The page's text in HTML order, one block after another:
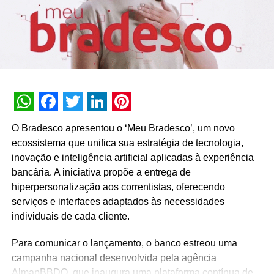
sabemos é que a energia por trás será a da Moura. Somos
incansáveis na busca por melhorias continuas, por isso
olhamos sempre a frente”, resume a diretora de Marketing
& Produto e Comunicação Institucional da Moura, Andrea
Com produção da Fantástica Filmes + Vfx e exibição
nacional, o filme será veiculado em TV aberta, TV por
assinatura, internet e nas redes sociais da Moura. Também
foram criadas peças para pontos de venda (PDV).
TÓPICOS RELACIONADOS: DESTAQUE
Bradesco une Jetsons e Flintstones em nova
campanha
Huggies celebra o Mês do Abraço com animação
3D inédita
WhatsApp
Facebook
Twitter
LinkedIn
Pinterest
O Bradesco apresentou o ‘Meu Bradesco’, um novo
ecossistema que unifica sua estratégia de tecnologia,
inovação e inteligência artificial aplicadas à experiência
bancária. A iniciativa propõe a entrega de
hiperpersonalização aos correntistas, oferecendo
serviços e interfaces adaptados às necessidades
individuais de cada cliente.
Para comunicar o lançamento, o banco estreou uma
campanha nacional desenvolvida pela agência